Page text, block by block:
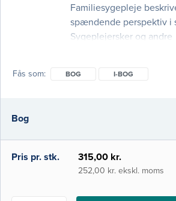
Familiesygepleje
spændende perspektiv i
Sygeplejersker og andre
gennemføre deres
og færdiguddannede
stadig højere g
Fås som BOG I-BOG
Bog
i-bog
Pris pr. stk. 315,00 kr.
252,00 kr. ekskl. moms